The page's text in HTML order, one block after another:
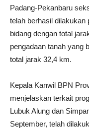
Padang-Pekanbaru
telah berhasil dilakukan
bidang dengan total
pengadaan tanah yang
total jarak 32,4 km.
Kepala Kanwil BPN
menjelaskan terkait
Lubuk Alung dan
September, telah